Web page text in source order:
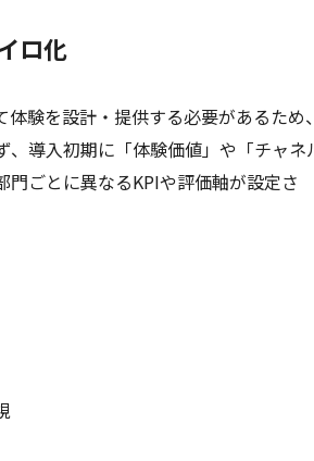
ロ化
験を設計・提供する必要があるため、
導入初期に「体験価値」や「チャネ
ごとに異なるKPIや評価軸が設定さ